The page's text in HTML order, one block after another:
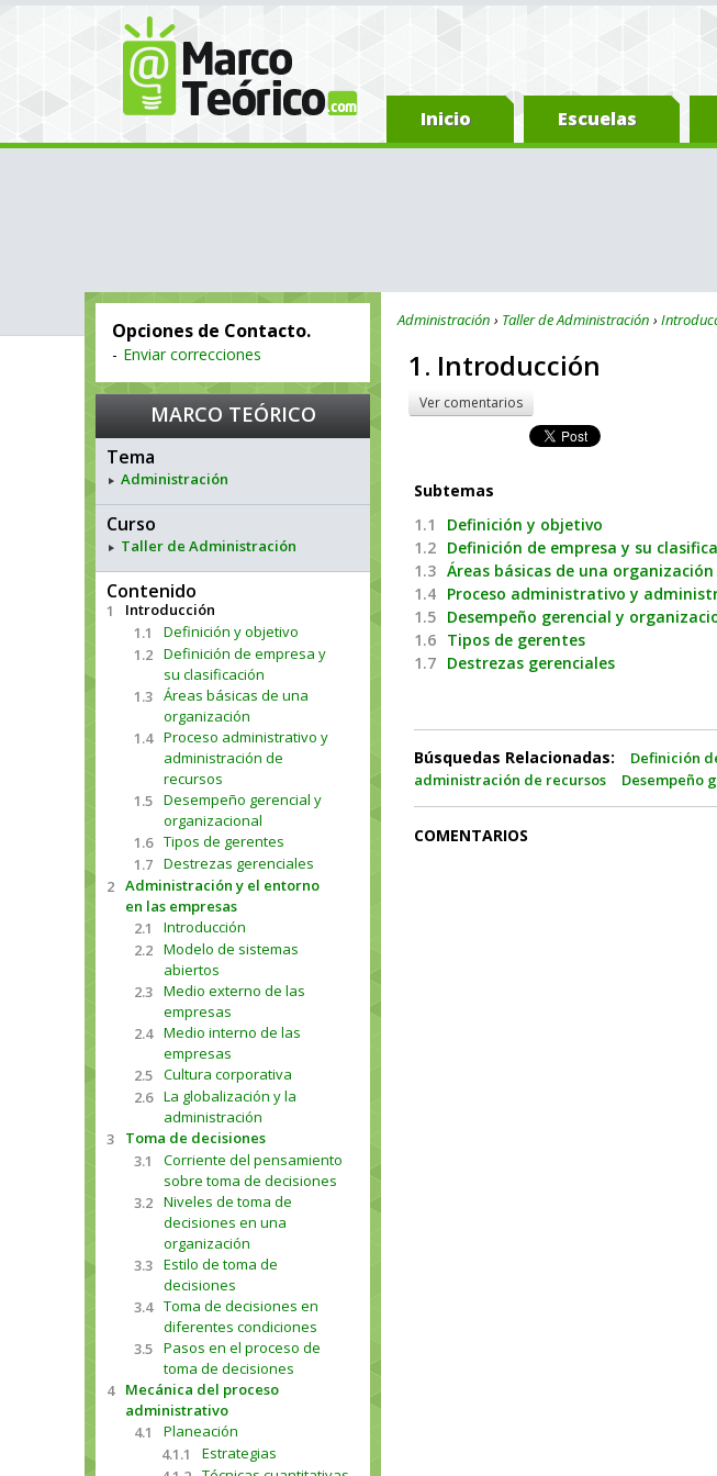
Inicio Escuelas
Opciones de Contacto.
- Enviar correcciones
MARCO TEÓRICO
Tema
Administración
Curso
Taller de Administración
Contenido
1
Introducción
1.1
Definición y objetivo
1.2 Definición de empresa y
su clasificación
1.3 Áreas básicas de una
organización
1.4 Proceso administrativo y
administración de
recursos
1.5 Desempeño gerencial y
organizacional
1.6 Tipos de gerentes
1.7 Destrezas gerenciales
2 Administración y el entorno
en las empresas
2.1
Introducción
2.2 Modelo de sistemas
abiertos
2.3 Medio externo de las
empresas
2.4 Medio interno de las
empresas
2.5 Cultura corporativa
2.6 La globalización y la
administración
3
Toma de decisiones
3.1
Corriente del pensamiento
sobre toma de decisiones
3.2 Niveles de toma de
decisiones en una
organización
3.3 Estilo de toma de
decisiones
3.4 Toma de decisiones en
diferentes condiciones
3.5 Pasos en el proceso de
toma de decisiones
4
Mecánica del proceso
administrativo
4.1
Planeación
4.1.1
Estrategias
Administración Taller de Administración
1. Introducción
Ver comentarios
Subtemas
1.1
Definición y objetivo
1.2 Definición de empresa y su
1.3 Áreas básicas de una organización
1.4 Proceso administrativo y
1.5 Desempeño gerencial y
1.6 Tipos de gerentes
1.7 Destrezas gerenciales
Búsquedas Relacionadas: Definición
administración de recursos
Desempeño
COMENTARIOS